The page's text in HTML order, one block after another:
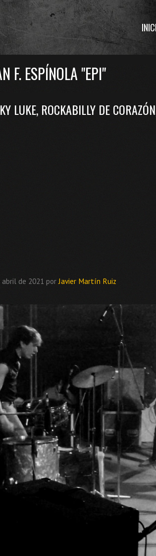
F. ESPÍNOLA "EPI"
LUKE, ROCKABILLY DE
abril de 2021 porJavier Martín Ruiz